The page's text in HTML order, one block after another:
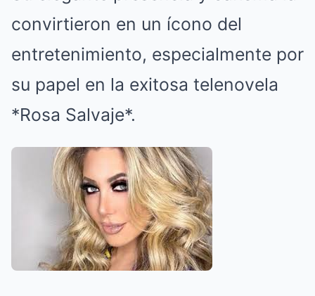
convirtieron en un ícono del
entretenimiento, especialmente por
su papel en la exitosa telenovela
*Rosa Salvaje*.